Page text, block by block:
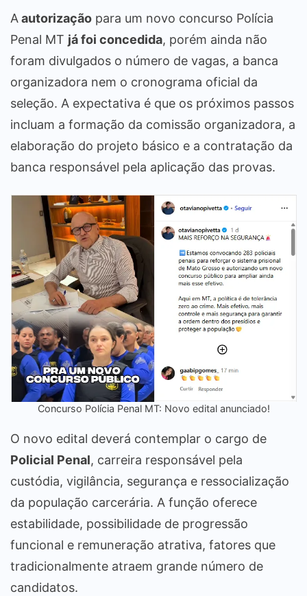
Aautorização para um novo concurso Polícia
Penal MT já foi concedida, porém ainda não
foram divulgados o número de vagas, a banca
organizadora nem o cronograma oficial da
seleção. A expectativa é que os próximos passos
incluam a formação da comissão organizadora, a
elaboração do projeto básico e a contratação da
banca responsável pela aplicação das provas.
Concurso Polícia Penal MT: Novo edital anunciado!
O novo edital deverá contemplar o cargo de
Policial Penal, carreira responsável pela
custódia, vigilância, segurança e ressocialização
da população carcerária. A função oferece
estabilidade, possibilidade de progressão
funcional e remuneração atrativa, fatores que
tradicionalmente atraem grande número de
candidatos.